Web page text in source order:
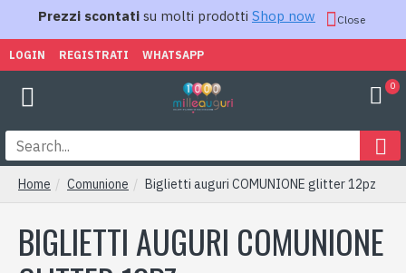
Prezzi scontati su molti prodotti Shop now Close
LOGIN REGISTRATI WHATSAPP
0
Home Comunione Biglietti auguri COMUNIONE glitter 12pz
BIGLIETTI AUGURI COMUNIONE